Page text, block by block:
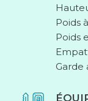
Poids
Poids
Garde